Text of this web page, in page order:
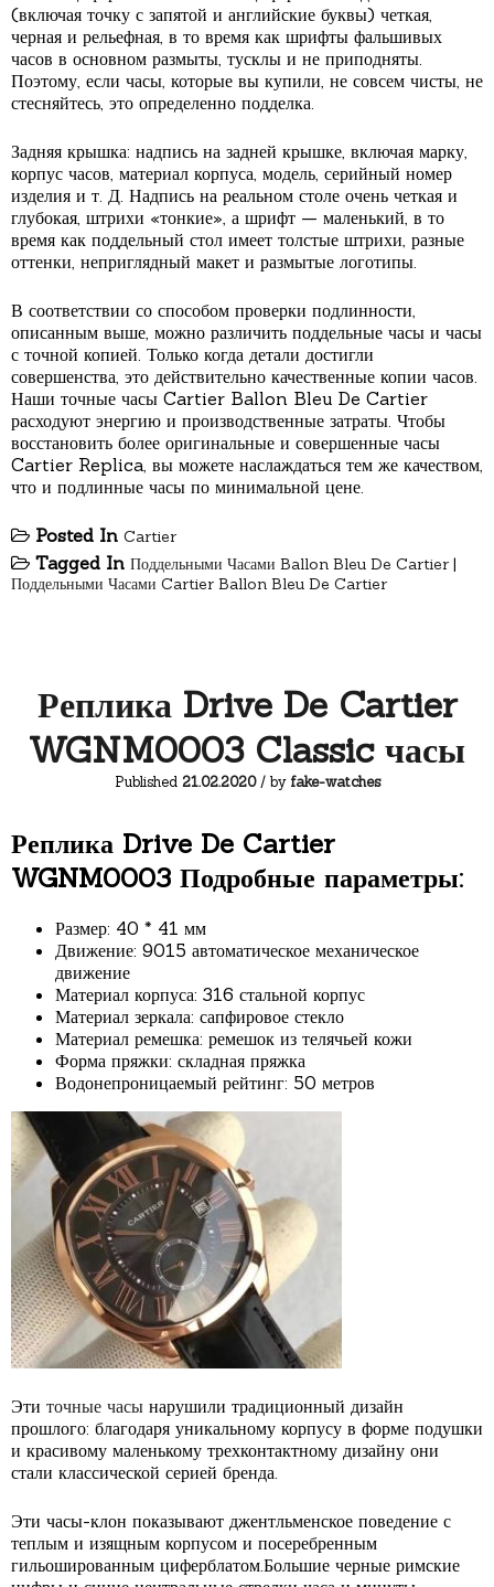
(включая точку с запятой и английские буквы) четкая,
черная и рельефная, в то время как шрифты фальшивых
часов в основном размыты, тусклы и не приподняты.
Поэтому, если часы, которые вы купили, не совсем чисты, не
стесняйтесь, это определенно подделка.
Задняя крышка: надпись на задней крышке, включая марку,
корпус часов, материал корпуса, модель, серийный номер
изделия и т. Д. Надпись на реальном столе очень четкая и
глубокая, штрихи «тонкие», а шрифт — маленький, в то
время как поддельный стол имеет толстые штрихи, разные
оттенки, неприглядный макет и размытые логотипы.
В соответствии со способом проверки подлинности,
описанным выше, можно различить поддельные часы и часы
с точной копией. Только когда детали достигли
совершенства, это действительно качественные копии часов.
Наши точные часы Cartier Ballon Bleu De Cartier
расходуют энергию и производственные затраты. Чтобы
восстановить более оригинальные и совершенные часы
Cartier Replica, вы можете наслаждаться тем же качеством,
что и подлинные часы по минимальной цене.
Posted In Cartier
Tagged In Поддельными Часами Ballon Bleu De Cartier |
Поддельными Часами Cartier Ballon Bleu De Cartier
Реплика Drive De Cartier
WGNM0003 Classic часы
Published 21.02.2020/ by fake-watches
Реплика Drive De Cartier
WGNM0003 Подробные параметры:
Размер: 40 * 41 мм
Движение: 9015 автоматическое механическое
движение
Материал корпуса: 316 стальной корпус
Материал зеркала: сапфировое стекло
Материал ремешка: ремешок из телячьей кожи
Форма пряжки: складная пряжка
Водонепроницаемый рейтинг: 50 метров
Эти точные часы нарушили традиционный дизайн
прошлого: благодаря уникальному корпусу в форме подушки
и красивому маленькому трехконтактному дизайну они
стали классической серией бренда.
Эти часы-клон показывают джентльменское поведение с
теплым и изящным корпусом и посеребренным
гильошированным циферблатом.Большие черные римские